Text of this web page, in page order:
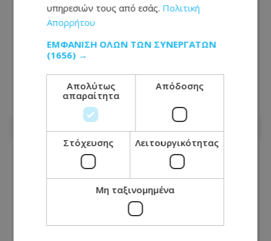
Έκλεψαν αυτοκίνητο στη Λεμεσό αλλά
εντόπισε η Αστυνομία
08.08.2026 - 10:12
υπηρεσιών τους από εσάς. Πολιτική
Απορρήτου
ΕΜΦΆΝΙΣΗ ΌΛΩΝ ΤΩΝ ΣΥΝΕΡΓΑΤΏΝ
(1656) →
Απολύτως
απαραίτητα
Απόδοσης
Στόχευσης Λειτουργικότητας
Μη ταξινομημένα